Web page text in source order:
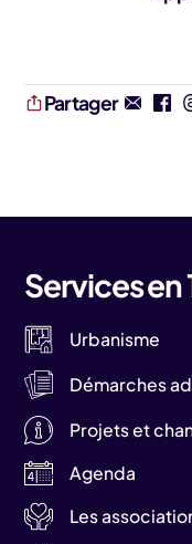
Partager
Services en
Urbanisme
Démarches
Projets et
Agenda
Les